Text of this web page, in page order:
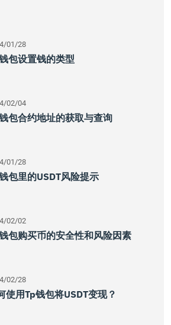
01/28
包设置钱的类型
02/04
包合约地址的获取与查询
01/28
包里的USDT风险提示
02/02
包购买币的安全性和风险因素
02/28
使用tp钱包将USDT变现？